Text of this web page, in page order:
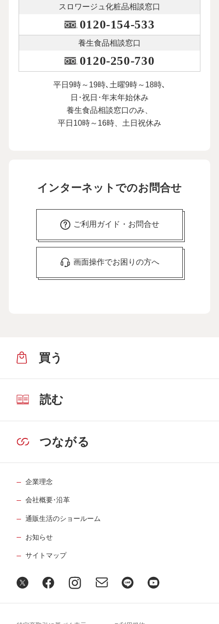
スロワージュ化粧品相談窓口
0120-154-533
養生食品相談窓口
0120-250-730
平日9時～19時､土曜9時～18時､
日･祝日･年末年始休み
養生食品相談窓口のみ、
平日10時～16時、土日祝休み
インターネットでのお問合せ
ご利用ガイド・お問合せ
画面操作でお困りの方へ
買う
読む
つながる
企業理念
会社概要･沿革
通販生活のショールーム
お知らせ
サイトマップ